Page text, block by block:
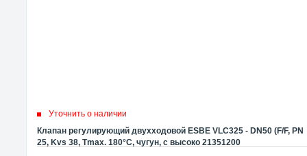
Уточнить о наличии
Клапан регулирующий двухходовой ESBE VLC325 - DN50 (F/F, PN
25, Kvs 38, Tmax. 180°C, чугун, с высоко 21351200